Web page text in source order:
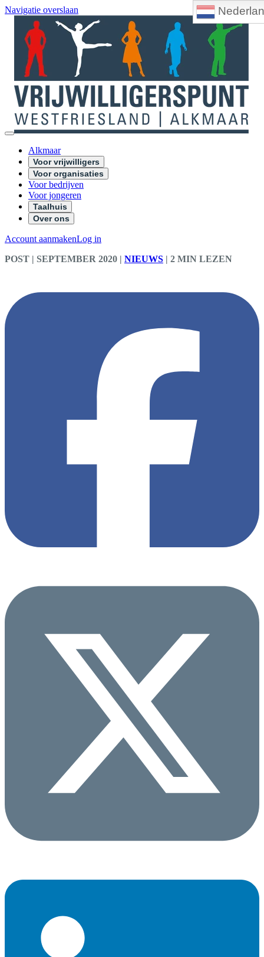
Navigatie overslaan
Alkmaar
Voor vrijwilligers
Voor organisaties
Voor bedrijven
Voor jongeren
Taalhuis
Over ons
Account aanmakenLog in
POST | SEPTEMBER 2020 | NIEUWS | 2 MIN LEZEN